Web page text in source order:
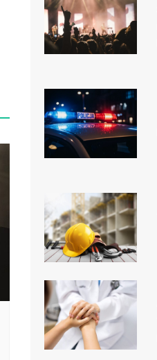
Sokołowskiego
Pomorskiej Akademii
Medycznej
Szpital Kliniczny nr 2
Specjalistyczny Szpital im.
A. Sokołowskiego
Wojewódzki Szpital
Zespolony im. M.
Skłodowskiej-Curi